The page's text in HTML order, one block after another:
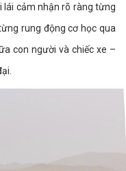
lái cảm nhận rõ ràng từng
rung động cơ học qua
con người và chiếc xe –